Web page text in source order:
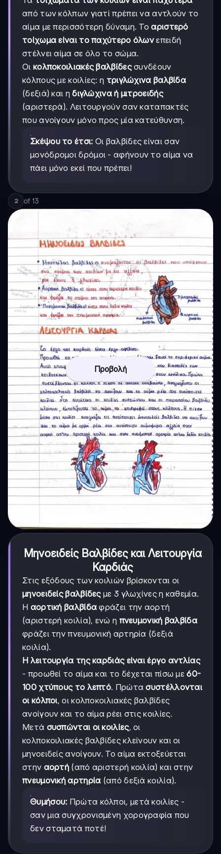
από των κόλπων γιατί πρέπει να αντλούν το
αίμα με περισσότερη δύναμη. Τοαριστερό
τοίχωμα είναι το παχύτερο όλωνεπειδή
στέλνει αίμα σε όλο το σώμα.
Οι κολποκοιλιακές βαλβίδεςσυνδέουν
κόλπους με κοιλίες: η τριγλώχινα βαλβίδα
(δεξιά) και ηδιγλώχινα ή μιτροειδής
(αριστερά). Λειτουργούν σαν καταπακτές
που ανοίγουν μόνο προς μία κατεύθυνση.
Σκέψου το έτσι: Οι βαλβίδες είναι σαν
μονόδρομοι δρόμοι - αφήνουν το αίμα να
πάει μόνο εκεί που πρέπει!
2 of 13
Προβολή
Μηνοειδείς Βαλβίδες και Λειτουργία
Καρδιάς
Στις εξόδους των κοιλιών βρίσκονται οι
μηνοειδείς βαλβίδεςμε 3 γλωχίνες η καθεμία.
Η αορτική βαλβίδα φράζει την αορτή
(αριστερή κοιλία), ενώ η πνευμονική βαλβίδα
φράζει την πνευμονική αρτηρία (δεξιά
κοιλία).
Η λειτουργία της καρδιάς είναι έργο αντλίας
- προωθεί το αίμα και το δέχεται πίσω με60-
100 χτύπους το λεπτό. Πρώτασυστέλλονται
οι κόλποι, οι κολποκοιλιακές βαλβίδες
ανοίγουν και το αίμα ρέει στις κοιλίες.
Μετά συσπώνται οι κοιλίες, οι
κολποκοιλιακές βαλβίδες κλείνουν και οι
μηνοειδείς ανοίγουν. Το αίμα εκτοξεύεται
στην αορτή (από αριστερή κοιλία) και στην
πνευμονική αρτηρία (από δεξιά κοιλία).
Θυμήσου: Πρώτα κόλποι, μετά κοιλίες -
σαν μια συγχρονισμένη χορογραφία που
δεν σταματά ποτέ!